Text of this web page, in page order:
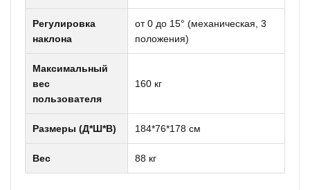
Регулировка
наклона
от 0 до 15° (механическая, 3
положения)
Максимальный
вес
пользователя
160 кг
Размеры (Д*Ш*В) 184*76*178 см
Вес 88 кг